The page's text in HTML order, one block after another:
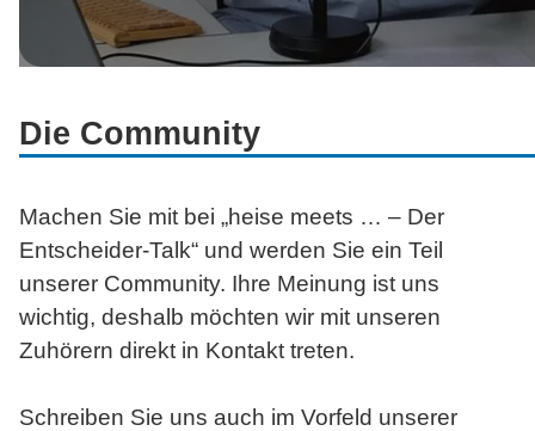
Die Community
Machen Sie mit bei „heise meets … – Der
Entscheider-Talk“ und werden Sie ein Teil
unserer Community. Ihre Meinung ist uns
wichtig, deshalb möchten wir mit unseren
Zuhörern direkt in Kontakt treten.
Schreiben Sie uns auch im Vorfeld unserer